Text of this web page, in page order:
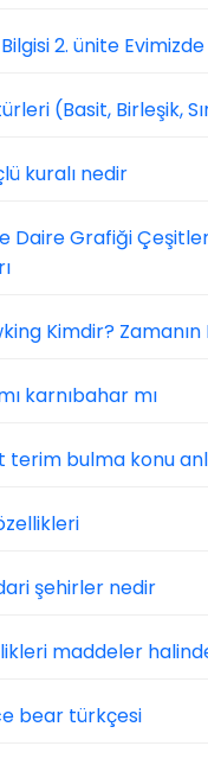
Bilgisi 2. ünite
(Basit, Birleşik,
kuralı nedir
Daire Grafiği
Kimdir? Zamanın
karnıbahar mı
terim bulma konu
şehirler nedir
maddeler
bear türkçesi